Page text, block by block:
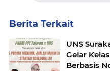
Berita Terkait
UNS
Gelar
Berbasis